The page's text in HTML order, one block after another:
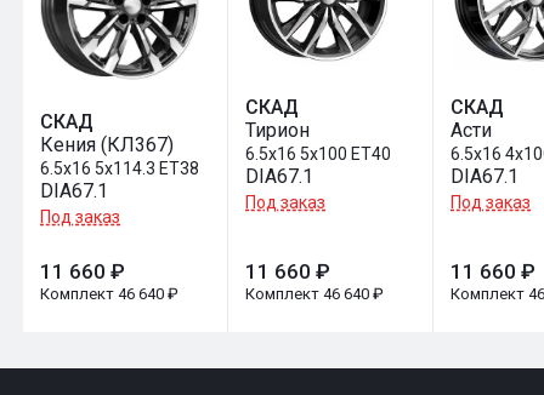
СКАД
Кения (КЛ367)
6.5x16 5x114.3 ET38
DIA67.1
Под заказ
11 660 ₽
Комплект 46 640 ₽
СКАД
Тирион
6.5x16 5x100 ET40
DIA67.1
Под заказ
11 660 ₽
Комплект 46 640 ₽
СКАД
Асти
6.5x16
DIA67.1
Под заказ
11 660 ₽
Комплект